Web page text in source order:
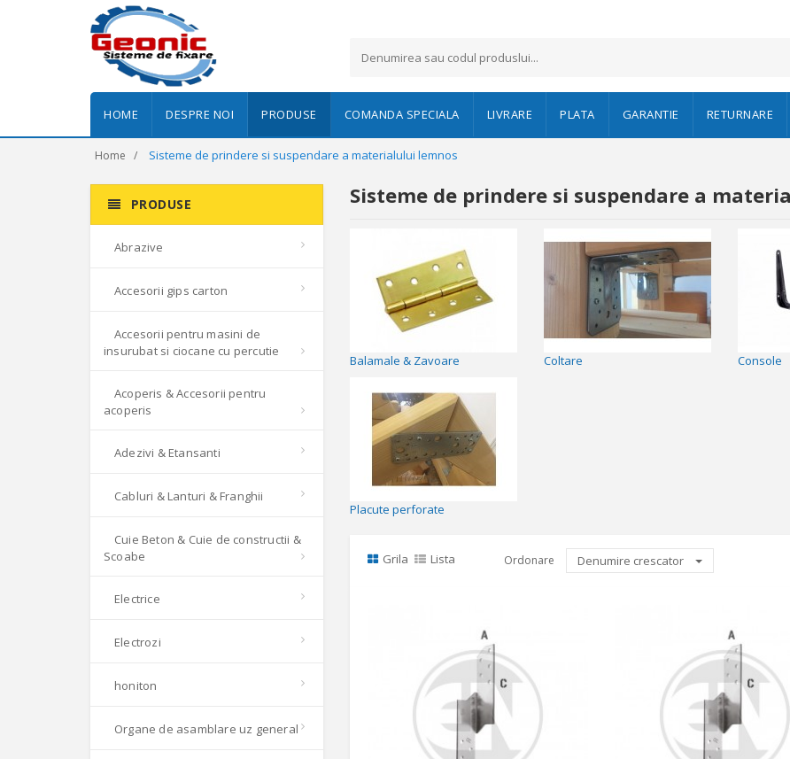
HOME DESPRE NOI PRODUSE COMANDA SPECIALA LIVRARE PLATA GARANTIE RETURNARE
Home Sisteme de prindere si suspendare a materialului lemnos
PRODUSE
Abrazive
Accesorii gips carton
Accesorii pentru masini de
insurubat si ciocane cu percutie
Acoperis & Accesorii pentru
acoperis
Adezivi & Etansanti
Cabluri & Lanturi & Franghii
Cuie Beton & Cuie de constructii &
Scoabe
Electrice
Electrozi
honiton
Organe de asamblare uz general
Sisteme de prindere si suspendare a
Balamale & Zavoare Coltare Console
Placute perforate
Grila Lista Ordonare Denumire crescator